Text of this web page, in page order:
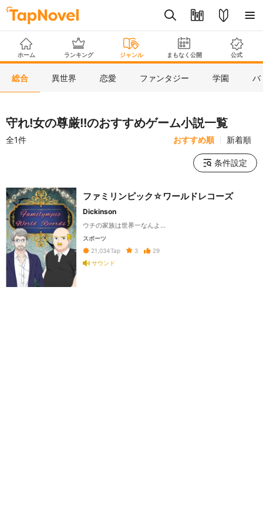
ホーム ランキング ジャンル まもなく公開 公式
総合 異世界 恋愛 ファンタジー 学園 バ
守れ!女の尊厳!!のおすすめゲーム小説一覧
全1件 おすすめ順 新着順
条件設定
ファミリンピック☆ワールドレコーズ
Dickinson
ウチの家族は世界一なんよ…
スポーツ
21,034Tap 3
29
サウンド